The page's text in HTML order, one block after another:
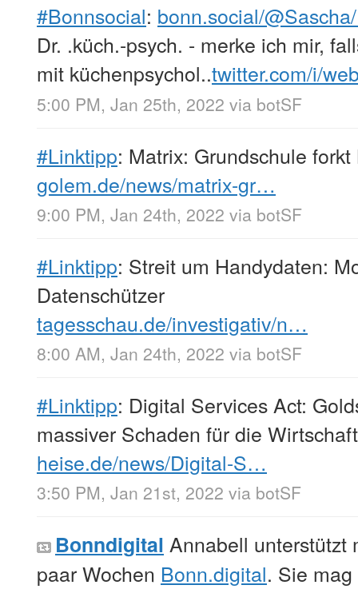
#Bonnsocial: bonn.social/
Dr. .küch.-psych. - merke ich mir,
mit küchenpsychol..twitter.com/i/
5:00 PM, Jan 25th, 2022 via botSF
#Linktipp: Matrix: Grundschule
golem.de/news/matrix-gr…
9:00 PM, Jan 24th, 2022 via botSF
#Linktipp: Streit um Handydaten:
Datenschützer
tagesschau.de/investigativ/n…
8:00 AM, Jan 24th, 2022 via botSF
#Linktipp: Digital Services Act:
massiver Schaden für die
heise.de/news/Digital-S…
3:50 PM, Jan 21st, 2022 via botSF
Bonndigital Annabell unterstützt
paar Wochen Bonn.digital. Sie